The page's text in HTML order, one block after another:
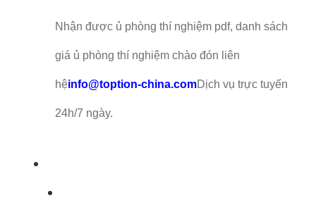
Nhận được ủ phòng thí nghiệm pdf, danh sách
giá ủ phòng thí nghiệm chào đón liên
hệinfo@toption-china.comDịch vụ trực tuyến
24h/7 ngày.